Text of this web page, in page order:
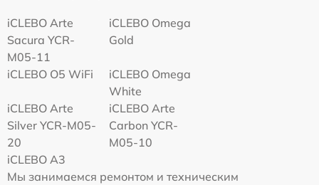
iCLEBO Arte
Sacura YCR-
M05-11
iCLEBO Omega
Gold
iCLEBO O5 WiFi
iCLEBO Omega
White
iCLEBO Arte
Silver YCR-M05-
20
iCLEBO Arte
Carbon YCR-
M05-10
iCLEBO A3
Мы занимаемся ремонтом и техническим